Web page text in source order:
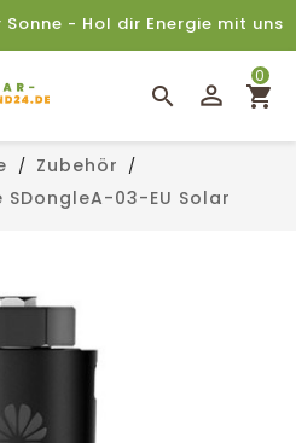
- Hol dir Energie mit uns
0
Zubehör
03-EU Solar